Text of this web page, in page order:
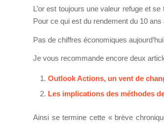
L’or est toujours une valeur refuge et
Pour ce qui est du rendement du 10
Pas de chiffres économiques
Je vous recommande encore deux
Outlook Actions, un vent de
Les implications des méthodes
Ainsi se termine cette « brève